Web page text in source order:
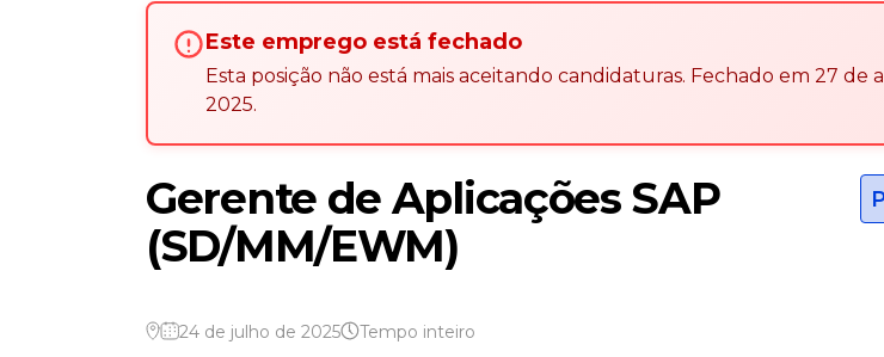
Este emprego está fechado
Esta posição não está mais aceitando candidaturas. Fechado em 27 de
2025.
Gerente de Aplicações SAP
(SD/MM/EWM)
24 de julho de 2025 Tempo inteiro